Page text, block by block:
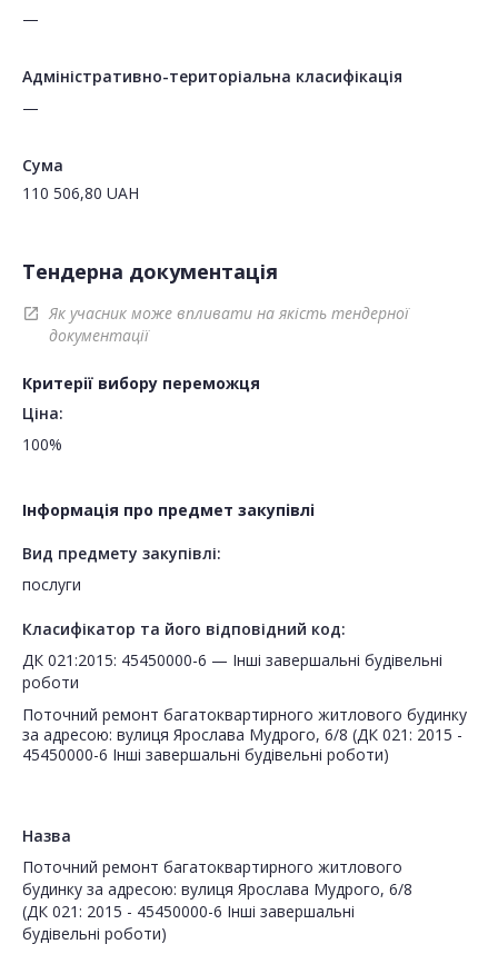
—
Адміністративно-територіальна класифікація
—
Сума
110 506,80 UAH
Тендерна документація
open_in_new
Як учасник може впливати на якість тендерної
документації
Критерії вибору переможця
Ціна:
100%
Інформація про предмет закупівлі
Вид предмету закупівлі:
послуги
Класифікатор та його відповідний код:
ДК 021:2015: 45450000-6 — Інші завершальні будівельні
роботи
Поточний ремонт багатоквартирного житлового будинку
за адресою: вулиця Ярослава Мудрого, 6/8 (ДК 021: 2015 -
45450000-6 Інші завершальні будівельні роботи)
Назва
Поточний ремонт багатоквартирного житлового
будинку за адресою: вулиця Ярослава Мудрого, 6/8
(ДК 021: 2015 - 45450000-6 Інші завершальні
будівельні роботи)